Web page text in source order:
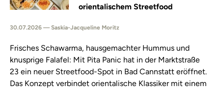
orientalischem Streetfood
30.07.2026 — Saskia-Jacqueline Moritz
Frisches Schawarma, hausgemachter Hummus und
knusprige Falafel: Mit Pita Panic hat in der Marktstraße
23 ein neuer Streetfood-Spot in Bad Cannstatt eröffnet.
Das Konzept verbindet orientalische Klassiker mit einem